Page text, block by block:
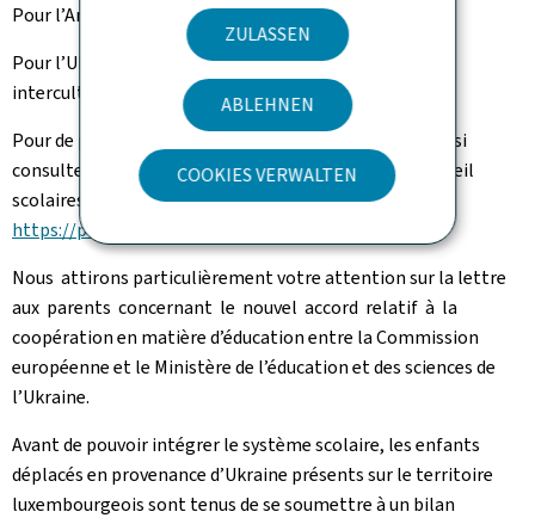
ZULASSEN
ABLEHNEN
COOKIES VERWALTEN
Pour l’Anglais : (+352) 247-76570
Pour l’Ukrainien : (+352) 247-76976 où des médiateurs
interculturels pourront répondre aux questions.
Pour de plus amples renseignements, vous pouvez aussi
consulter le site du Service de l'intégration et de l’accueil
scolaires (SIA) nouvellement créé :
https://portal.education.lu/sia/
Nous attirons particulièrement votre attention sur la lettre
aux parents concernant le nouvel accord relatif à la
coopération en matière d’éducation entre la Commission
européenne et le Ministère de l’éducation et des sciences de
l’Ukraine.
Avant de pouvoir intégrer le système scolaire, les enfants
déplacés en provenance d’Ukraine présents sur le territoire
luxembourgeois sont tenus de se soumettre à un bilan